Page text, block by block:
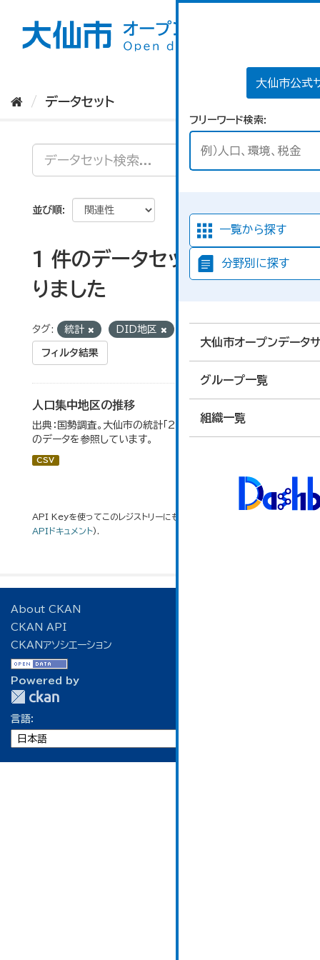
大仙市公式
フリーワード検索
一覧から探す
分野別に探す
大仙市オープンデータ
グループ一覧
組織一覧
データセット
並び順
1 件のデータセットが見つか
りました
タグ: 統計 DID地区
フィルタ結果
人口集中地区の推移
出典：国勢調査。大仙市の統計「2-3 人口集中地区の推移」
のデータを参照しています。
CSV
API Keyを使ってこのレジストリーにもアクセス可能です
APIドキュメント).
About CKAN
CKAN API
CKANアソシエーション
Powered by
言語